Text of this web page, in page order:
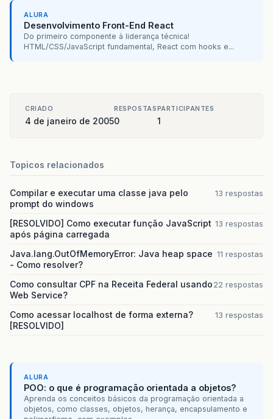
at org.apache. jsp.cadastroDeAluno_jsp
servlet.http.HttpServlet
at org.apache.jasper.servlet.JspServlet.
at javax http HttpServlet service
at org. apache.catalina .core.
at org
at
at org. apache . catalina.core.
at com.sun.faces.application. ViewHandlerImpl
at com.sun. faces. lifecycle.
ALURA
Desenvolvimento Front-End React
Do primeiro componente à liderança técnica!
HTML/CSS/JavaScript fundamental, React com hooks e...
CRIADO
4 de janeiro de 2005
RESPOSTAS
0
PARTICIPANTES
1
Topicos relacionados
Compilar e executar uma classe java pelo
prompt do windows
13 respostas
[RESOLVIDO] Como executar função JavaScript
após página carregada
13 respostas
Java.lang.OutOfMemoryError: Java heap space
- Como resolver?
11 respostas
Como consultar CPF na Receita Federal usando
Web Service?
22 respostas
Como acessar localhost de forma externa?
[RESOLVIDO]
13 respostas
ALURA
POO: o que é programação orientada a objetos?
Aprenda os conceitos básicos da programação orientada a
objetos, como classes, objetos, herança, encapsulamento e